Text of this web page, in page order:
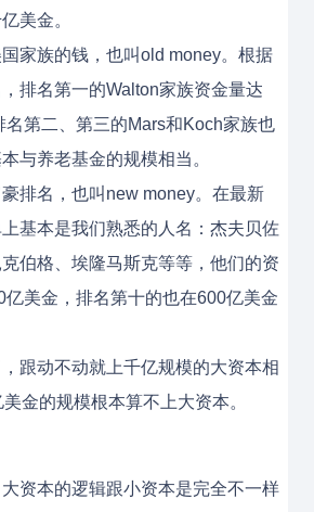
美金。
家族的钱，也叫old money。根据
排名第一的Walton家族资金量达
名第二、第三的Mars和Koch家族也
与养老基金的规模相当。
排名，也叫new money。在最新
基本是我们熟悉的人名：杰夫贝佐
伯格、埃隆马斯克等等，他们的资
美金，排名第十的也在600亿美金
跟动不动就上千亿规模的大资本相
金的规模根本算不上大资本。
资本的逻辑跟小资本是完全不一样